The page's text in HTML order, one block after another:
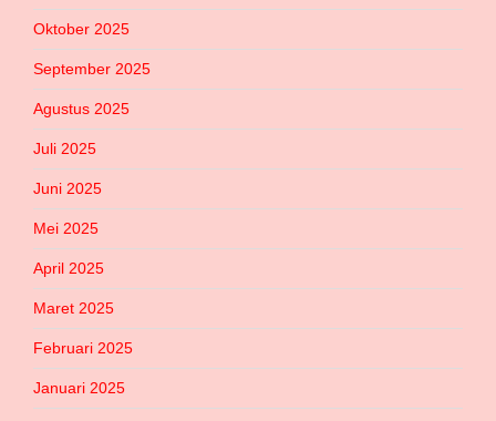
Oktober 2025
September 2025
Agustus 2025
Juli 2025
Juni 2025
Mei 2025
April 2025
Maret 2025
Februari 2025
Januari 2025